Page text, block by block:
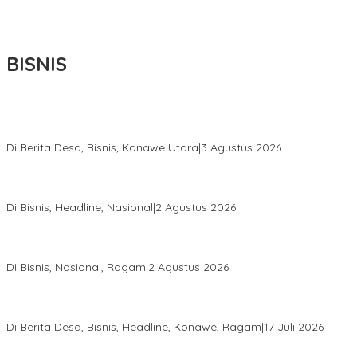
BISNIS
Di Berita Desa, Bisnis, Konawe Utara|3 Agustus 2026
Di Bisnis, Headline, Nasional|2 Agustus 2026
Di Bisnis, Nasional, Ragam|2 Agustus 2026
Di Berita Desa, Bisnis, Headline, Konawe, Ragam|17 Juli 2026